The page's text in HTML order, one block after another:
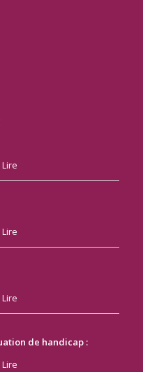
Lire
Lire
Lire
de handicap :
Lire